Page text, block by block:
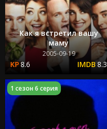
Как я встретил вашу
маму
2005-09-19
8.6 8.3
1 сезон 6 серия